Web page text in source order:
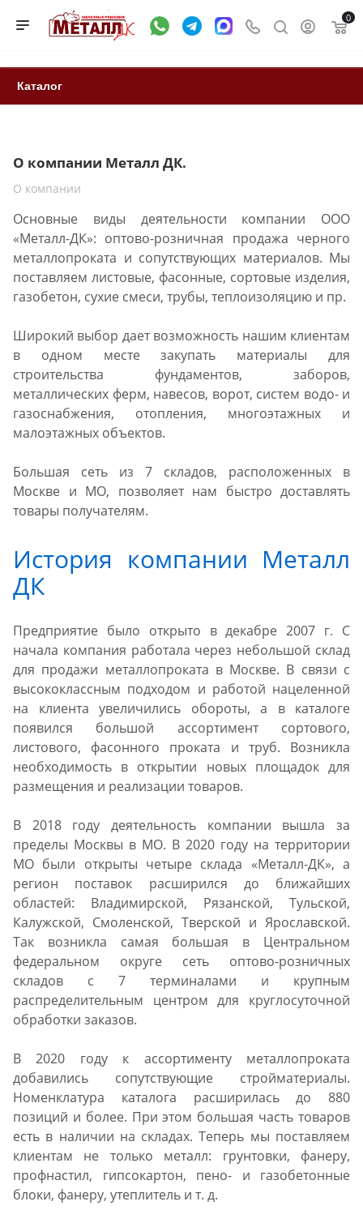
0
Каталог
О компании Металл ДК.
О компании
Основные виды деятельности компании ООО
«Металл-ДК»: оптово-розничная продажа черного
металлопроката и сопутствующих материалов. Мы
поставляем листовые, фасонные, сортовые изделия,
газобетон, сухие смеси, трубы, теплоизоляцию и пр.
Широкий выбор дает возможность нашим клиентам
в одном месте закупать материалы для
строительства фундаментов, заборов,
металлических ферм, навесов, ворот, систем водо- и
газоснабжения, отопления, многоэтажных и
малоэтажных объектов.
Большая сеть из 7 складов, расположенных в
Москве и МО, позволяет нам быстро доставлять
товары получателям.
История компании Металл
ДК
Предприятие было открыто в декабре 2007 г. С
начала компания работала через небольшой склад
для продажи металлопроката в Москве. В связи с
высококлассным подходом и работой нацеленной
на клиента увеличились обороты, а в каталоге
появился большой ассортимент сортового,
листового, фасонного проката и труб. Возникла
необходимость в открытии новых площадок для
размещения и реализации товаров.
В 2018 году деятельность компании вышла за
пределы Москвы в МО. В 2020 году на территории
МО были открыты четыре склада «Металл-ДК», а
регион поставок расширился до ближайших
областей: Владимирской, Рязанской, Тульской,
Калужской, Смоленской, Тверской и Ярославской.
Так возникла самая большая в Центральном
федеральном округе сеть оптово-розничных
складов с 7 терминалами и крупным
распределительным центром для круглосуточной
обработки заказов.
В 2020 году к ассортименту металлопроката
добавились сопутствующие стройматериалы.
Номенклатура каталога расширилась до 880
позиций и более. При этом большая часть товаров
есть в наличии на складах. Теперь мы поставляем
клиентам не только металл: грунтовки, фанеру,
профнастил, гипсокартон, пено- и газобетонные
блоки, фанеру, утеплитель и т. д.